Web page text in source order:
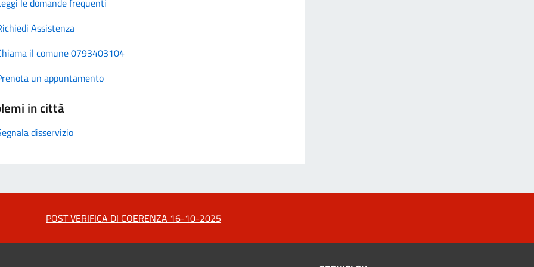
Assistenza
il comune 0793403104
un appuntamento
in città
disservizio
POST VERIFICA DI COERENZA 16-10-2025